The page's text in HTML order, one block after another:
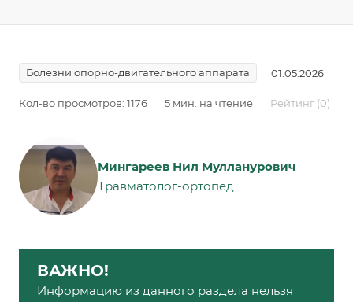
Болезни опорно-двигательного аппарата 01.05.2026
Кол-во просмотров: 1176 5 мин. на чтение Рейтинг (0)
Мингареев Нил Мулланурович
Травматолог-ортопед
ВАЖНО!
Информацию из данного раздела нельзя